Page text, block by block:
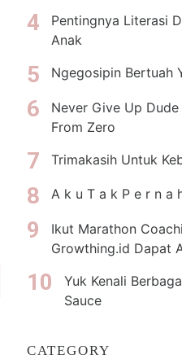
Pentingnya Literasi
Anak
Ngegosipin Bertuah
Never Give Up
From Zero
Trimakasih Untuk
A k u T a k P e r n a
Ikut Marathon
Growthing.id Dapat
Yuk Kenali
Sauce
CATEGORY